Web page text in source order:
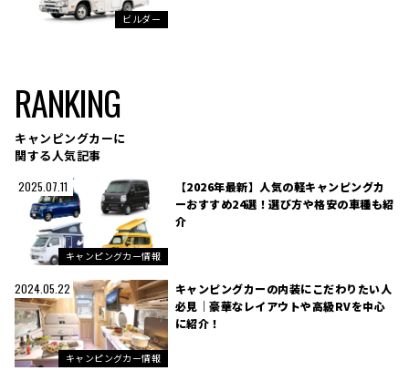
ビルダー
RANKING
キャンピングカーに
関する人気記事
2025.07.11
キャンピングカー情報
【2026年最新】人気の軽キャンピングカ
ーおすすめ24選！選び方や格安の車種も紹
介
2024.05.22
キャンピングカー情報
キャンピングカーの内装にこだわりたい人
必見｜豪華なレイアウトや高級RVを中心
に紹介！